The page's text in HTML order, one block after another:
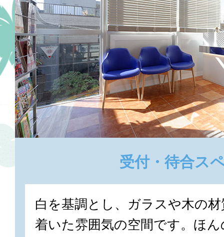
受付・待合ス
白を基調とし、ガラスや木の
着いた雰囲気の空間です。ほ